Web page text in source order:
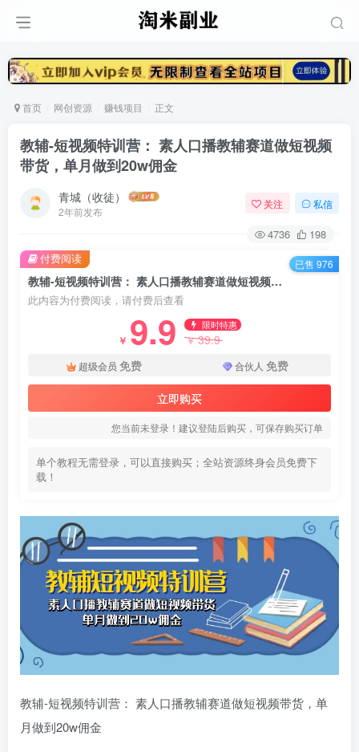
首页 网创资源 赚钱项目 正文
教辅-短视频特训营： 素人口播教辅赛道做短视频
带货，单月做到20w佣金
青城（收徒）
2年前发布
关注 私信
4736 198
教辅-短视频特训营： 素人口播教辅赛道做短视频带货，单月做到20w佣金
此内容为付费阅读，请付费后查看
￥ 9.9 限时特惠
￥39.9
超级会员 免费 合伙人 免费
立即购买
您当前未登录！建议登陆后购买，可保存购买订单
单个教程无需登录，可以直接购买；全站资源终身会员免费下
载！
付费阅读 已售 976
教辅-短视频特训营： 素人口播教辅赛道做短视频带货，单
月做到20w佣金